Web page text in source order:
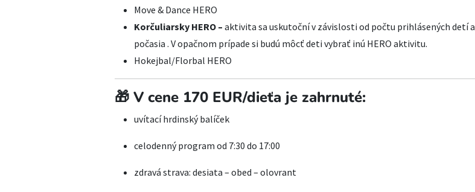
Move & Dance HERO
Korčuliarsky HERO – aktivita sa uskutoční v závislosti od počtu prihlásených detí a
počasia . V opačnom prípade si budú môcť deti vybrať inú HERO aktivitu.
Hokejbal/Florbal HERO
🎁 V cene 170 EUR/dieťa je zahrnuté:
uvítací hrdinský balíček
celodenný program od 7:30 do 17:00
zdravá strava: desiata – obed – olovrant